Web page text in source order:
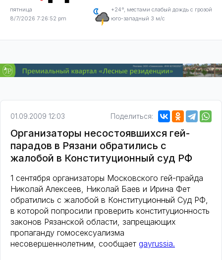
пятница
8/7/2026 7:26:52 pm
+24°, местами слабый дождь с грозой
юго-западный 3 м/с
01.09.2009 12:03 Поделиться:
Организаторы несостоявшихся гей-
парадов в Рязани обратились с
жалобой в Конституционный суд РФ
1 сентября организаторы Московского гей-прайда
Николай Алексеев, Николай Баев и Ирина Фет
обратились с жалобой в Конституционный Суд РФ,
в которой попросили проверить конституционность
законов Рязанской области, запрещающих
пропаганду гомосексуализма
несовершеннолетним, сообщает gayrussia.